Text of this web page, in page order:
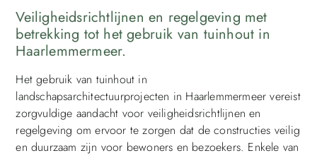
Veiligheidsrichtlijnen en regelgeving met
betrekking tot het gebruik van tuinhout in
Haarlemmermeer.
Het gebruik van tuinhout in
landschapsarchitectuurprojecten in Haarlemmermeer vereist
zorgvuldige aandacht voor veiligheidsrichtlijnen en
regelgeving om ervoor te zorgen dat de constructies veilig
en duurzaam zijn voor bewoners en bezoekers. Enkele van